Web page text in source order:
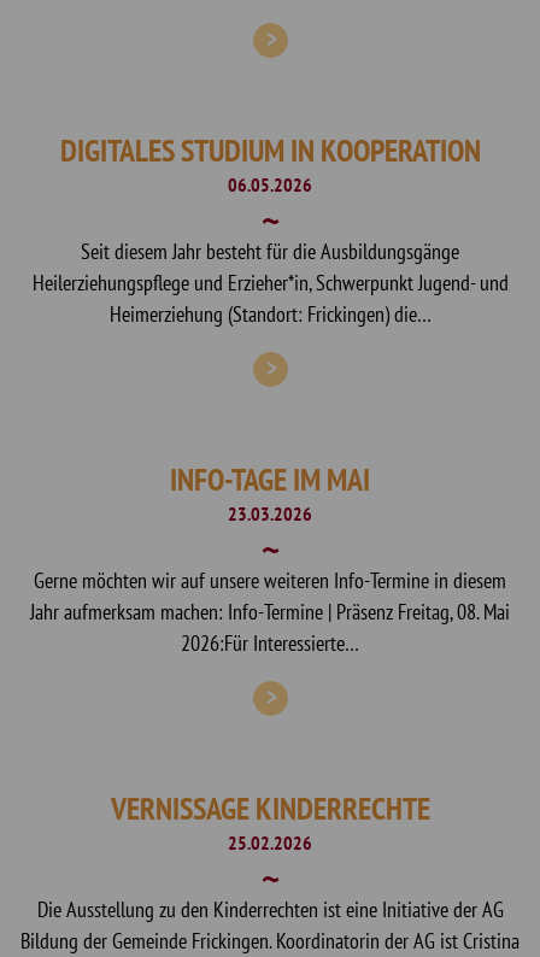
DIGITALES STUDIUM IN KOOPERATION
06.05.2026
Seit diesem Jahr besteht für die Ausbildungsgänge
Heilerziehungspflege und Erzieher*in, Schwerpunkt Jugend- und
Heimerziehung (Standort: Frickingen) die…
INFO-TAGE IM MAI
23.03.2026
Gerne möchten wir auf unsere weiteren Info-Termine in diesem
Jahr aufmerksam machen: Info-Termine | Präsenz Freitag, 08. Mai
2026:Für Interessierte…
VERNISSAGE KINDERRECHTE
25.02.2026
Die Ausstellung zu den Kinderrechten ist eine Initiative der AG
Bildung der Gemeinde Frickingen. Koordinatorin der AG ist Cristina